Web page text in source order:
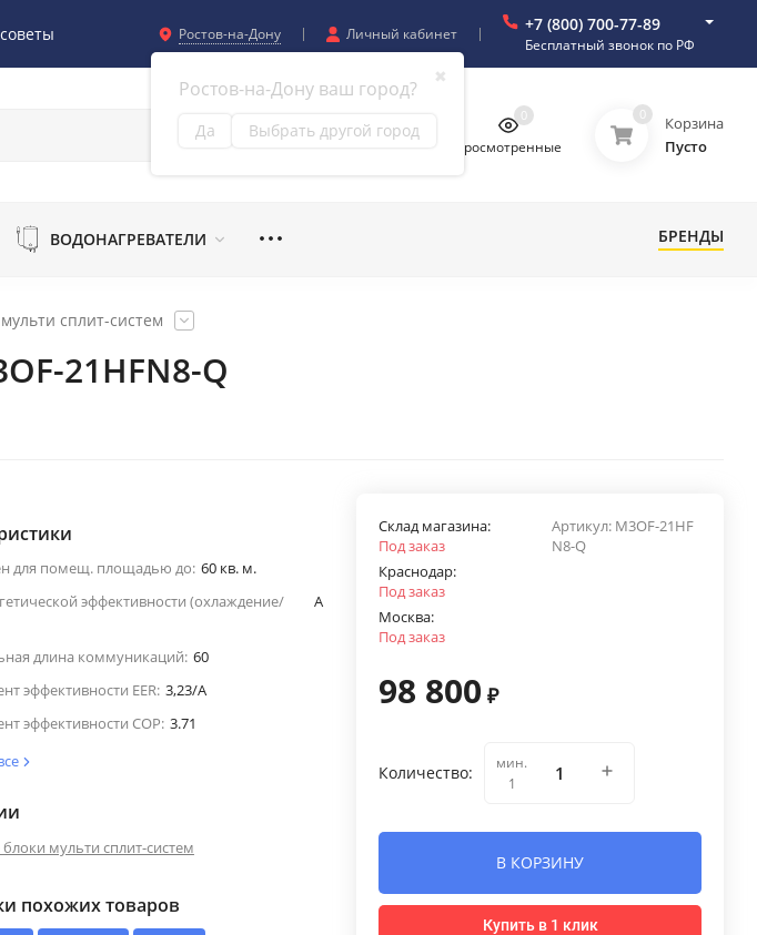
Ростов-на-Дону
✖
Ростов-на-Дону ваш город?
Да Выбрать другой город
Личный кабинет +7 (800) 700-77-89
Бесплатный звонок по РФ
Просмотренные
0 0
Корзина
Пусто
ВОДОНАГРЕВАТЕЛИ БРЕНДЫ
сплит-систем
21HFN8-Q
для помещ. площадью до: 60 кв. м.
эффективности (охлаждение/
A
длина коммуникаций: 60
эффективности EER: 3,23/A
эффективности COP: 3.71
мульти сплит-систем
похожих товаров
Артикул: M3OF-21HF
N8-Q
Склад магазина:
Под заказ
Краснодар:
Под заказ
Москва:
Под заказ
98 800 ₽
Количество:
мин.
1
В КОРЗИНУ
Купить в 1 клик